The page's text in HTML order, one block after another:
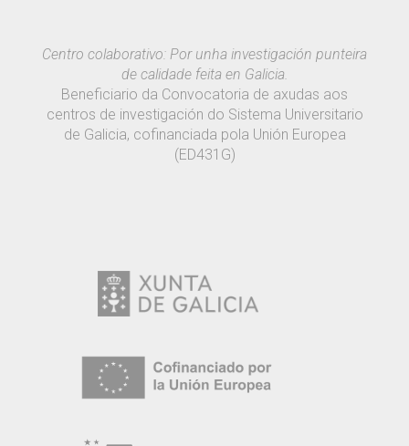
Centro colaborativo: Por unha investigación punteira
de calidade feita en Galicia.
Beneficiario da Convocatoria de axudas aos
centros de investigación do Sistema Universitario
de Galicia, cofinanciada pola Unión Europea
(ED431G)